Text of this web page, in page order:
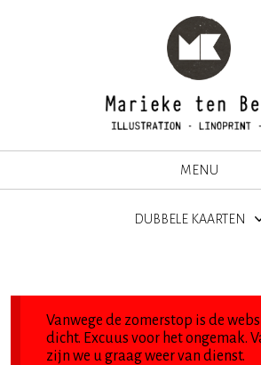
MENU
DUBBELE KAARTEN
Vanwege de zomerstop is de
dicht. Excuus voor het ongemak.
zijn we u graag weer van dienst.